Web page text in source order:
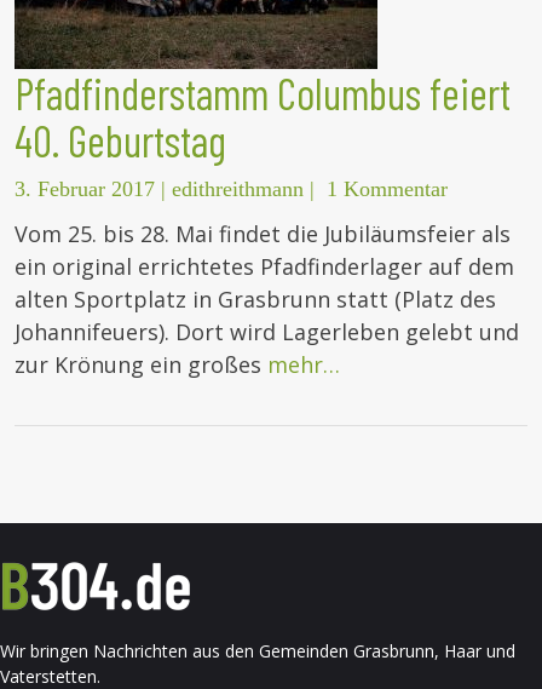
Pfadfinderstamm Columbus feiert
40. Geburtstag
3. Februar 2017 | edithreithmann | 1 Kommentar
Vom 25. bis 28. Mai findet die Jubiläumsfeier als
ein original errichtetes Pfadfinderlager auf dem
alten Sportplatz in Grasbrunn statt (Platz des
Johannifeuers). Dort wird Lagerleben gelebt und
zur Krönung ein großes mehr…
Wir bringen Nachrichten aus den Gemeinden Grasbrunn, Haar und
Vaterstetten.